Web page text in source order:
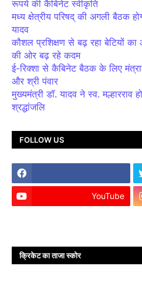
रूपये की कैबिनेट स्वीकृति
मध्य क्षेत्रीय परिषद् की अगली बैठक
यादव
कौशल प्रशिक्षण से बढ़ रहा बेटियों का
की ओर बढ़ रहे कदम
ई-रिक्शा से कैबिनेट बैठक के लिए
और श्री पंवार
मुख्यमंत्री डॉ. यादव ने स्व. मल्हारराव
श्रद्धांजलि
FOLLOW US
YouTube
क्रिकेट का ताजा स्कोर